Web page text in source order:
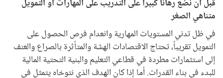
قبل أن نضع رهاناً كبيراً على التدريب على المهارات أو التمويل
متناهي الصغر
في ظل تدني المستويات المهارية وانعدام فرص الحصول على
التمويل تقريباً، تحتاج الاقتصادات الهشة والمتأثرة بالصراع والعنف
إلى استثمارات مطردة في قطاعي التعليم والبنية التحتية المالية
للبدء في بناء القدرات. أما إذا كان الهدف الذي نتوخاه يتمثل في